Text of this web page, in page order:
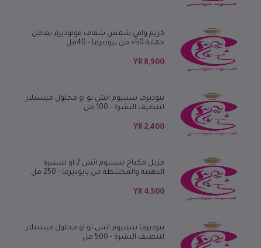
كريم واقي شمس شفاف فوتوديرم بعامل
حماية 50+ من بيوديرما - 40مل
8,900 YR
بيوديرما سيبيوم اتش تو او محلول ميسيلار
لتنظيف البشرة - 100 مل
2,400 YR
مزيل مكياج سيبيوم اتش 2 أو للبشرة
الدهنية والمختلطة من بايوديرما - 250 مل
4,500 YR
بيوديرما سيبيوم اتش تو او محلول ميسيلار
لتنظيف البشرة - 500 مل